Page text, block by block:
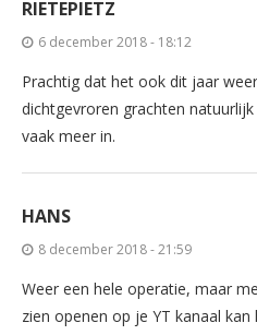
RIETEPIETZ
6 december 2018 - 18:12
Prachtig dat het ook dit jaar
dichtgevroren grachten
vaak meer in.
HANS
8 december 2018 - 21:59
Weer een hele operatie, maar
zien openen op je YT kanaal